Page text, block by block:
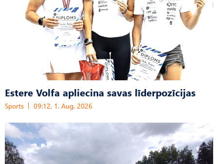
Estere Volfa apliecina savas līderpozīcijas
Sports 09:12, 1. Aug, 2026